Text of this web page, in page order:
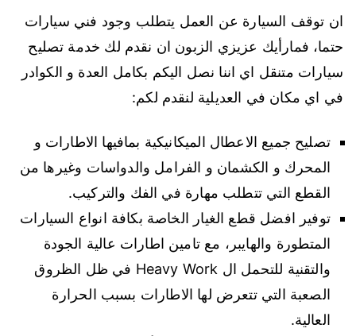
ان توقف السيارة عن العمل يتطلب وجود فني سيارات
حتما، فمارأيك عزيزي الزبون ان نقدم لك خدمة تصليح
سيارات متنقل اي اننا نصل اليكم بكامل العدة و الكوادر
في اي مكان في العديلية لنقدم لكم:
تصليح جميع الاعطال الميكانيكية بمافيها الاطارات و
المحرك و الكشمان و الفرامل والدواسات وغيرها من
القطع التي تتطلب مهارة في الفك والتركيب.
توفير افضل قطع الغيار الخاصة بكافة انواع السيارات
المتطورة والهايبر، مع تامين اطارات عالية الجودة
والتقنية للتحمل ال Heavy Work في ظل الظروق
الصعبة التي تتعرض لها الاطارات بسبب الحرارة
العالية.